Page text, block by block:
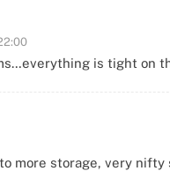
is tight on
more storage, very nifty